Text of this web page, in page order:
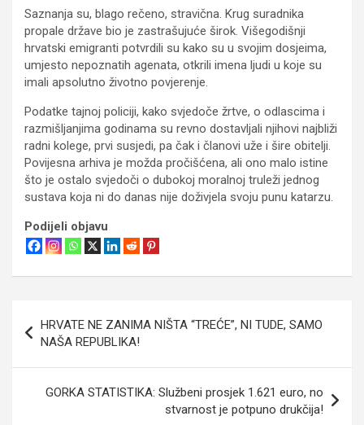
Saznanja su, blago rečeno, stravična. Krug suradnika
propale države bio je zastrašujuće širok. Višegodišnji
hrvatski emigranti potvrdili su kako su u svojim dosjeima,
umjesto nepoznatih agenata, otkrili imena ljudi u koje su
imali apsolutno životno povjerenje.
Podatke tajnoj policiji, kako svjedoče žrtve, o odlascima i
razmišljanjima godinama su revno dostavljali njihovi najbliži
radni kolege, prvi susjedi, pa čak i članovi uže i šire obitelji.
Povijesna arhiva je možda pročišćena, ali ono malo istine
što je ostalo svjedoči o dubokoj moralnoj truleži jednog
sustava koja ni do danas nije doživjela svoju punu katarzu.
Podijeli objavu
objava
HRVATE NE ZANIMA NIŠTA “TREĆE”, NI TUDE, SAMO
NAŠA REPUBLIKA!
GORKA STATISTIKA: Službeni prosjek 1.621 euro, no
stvarnost je potpuno drukčija!